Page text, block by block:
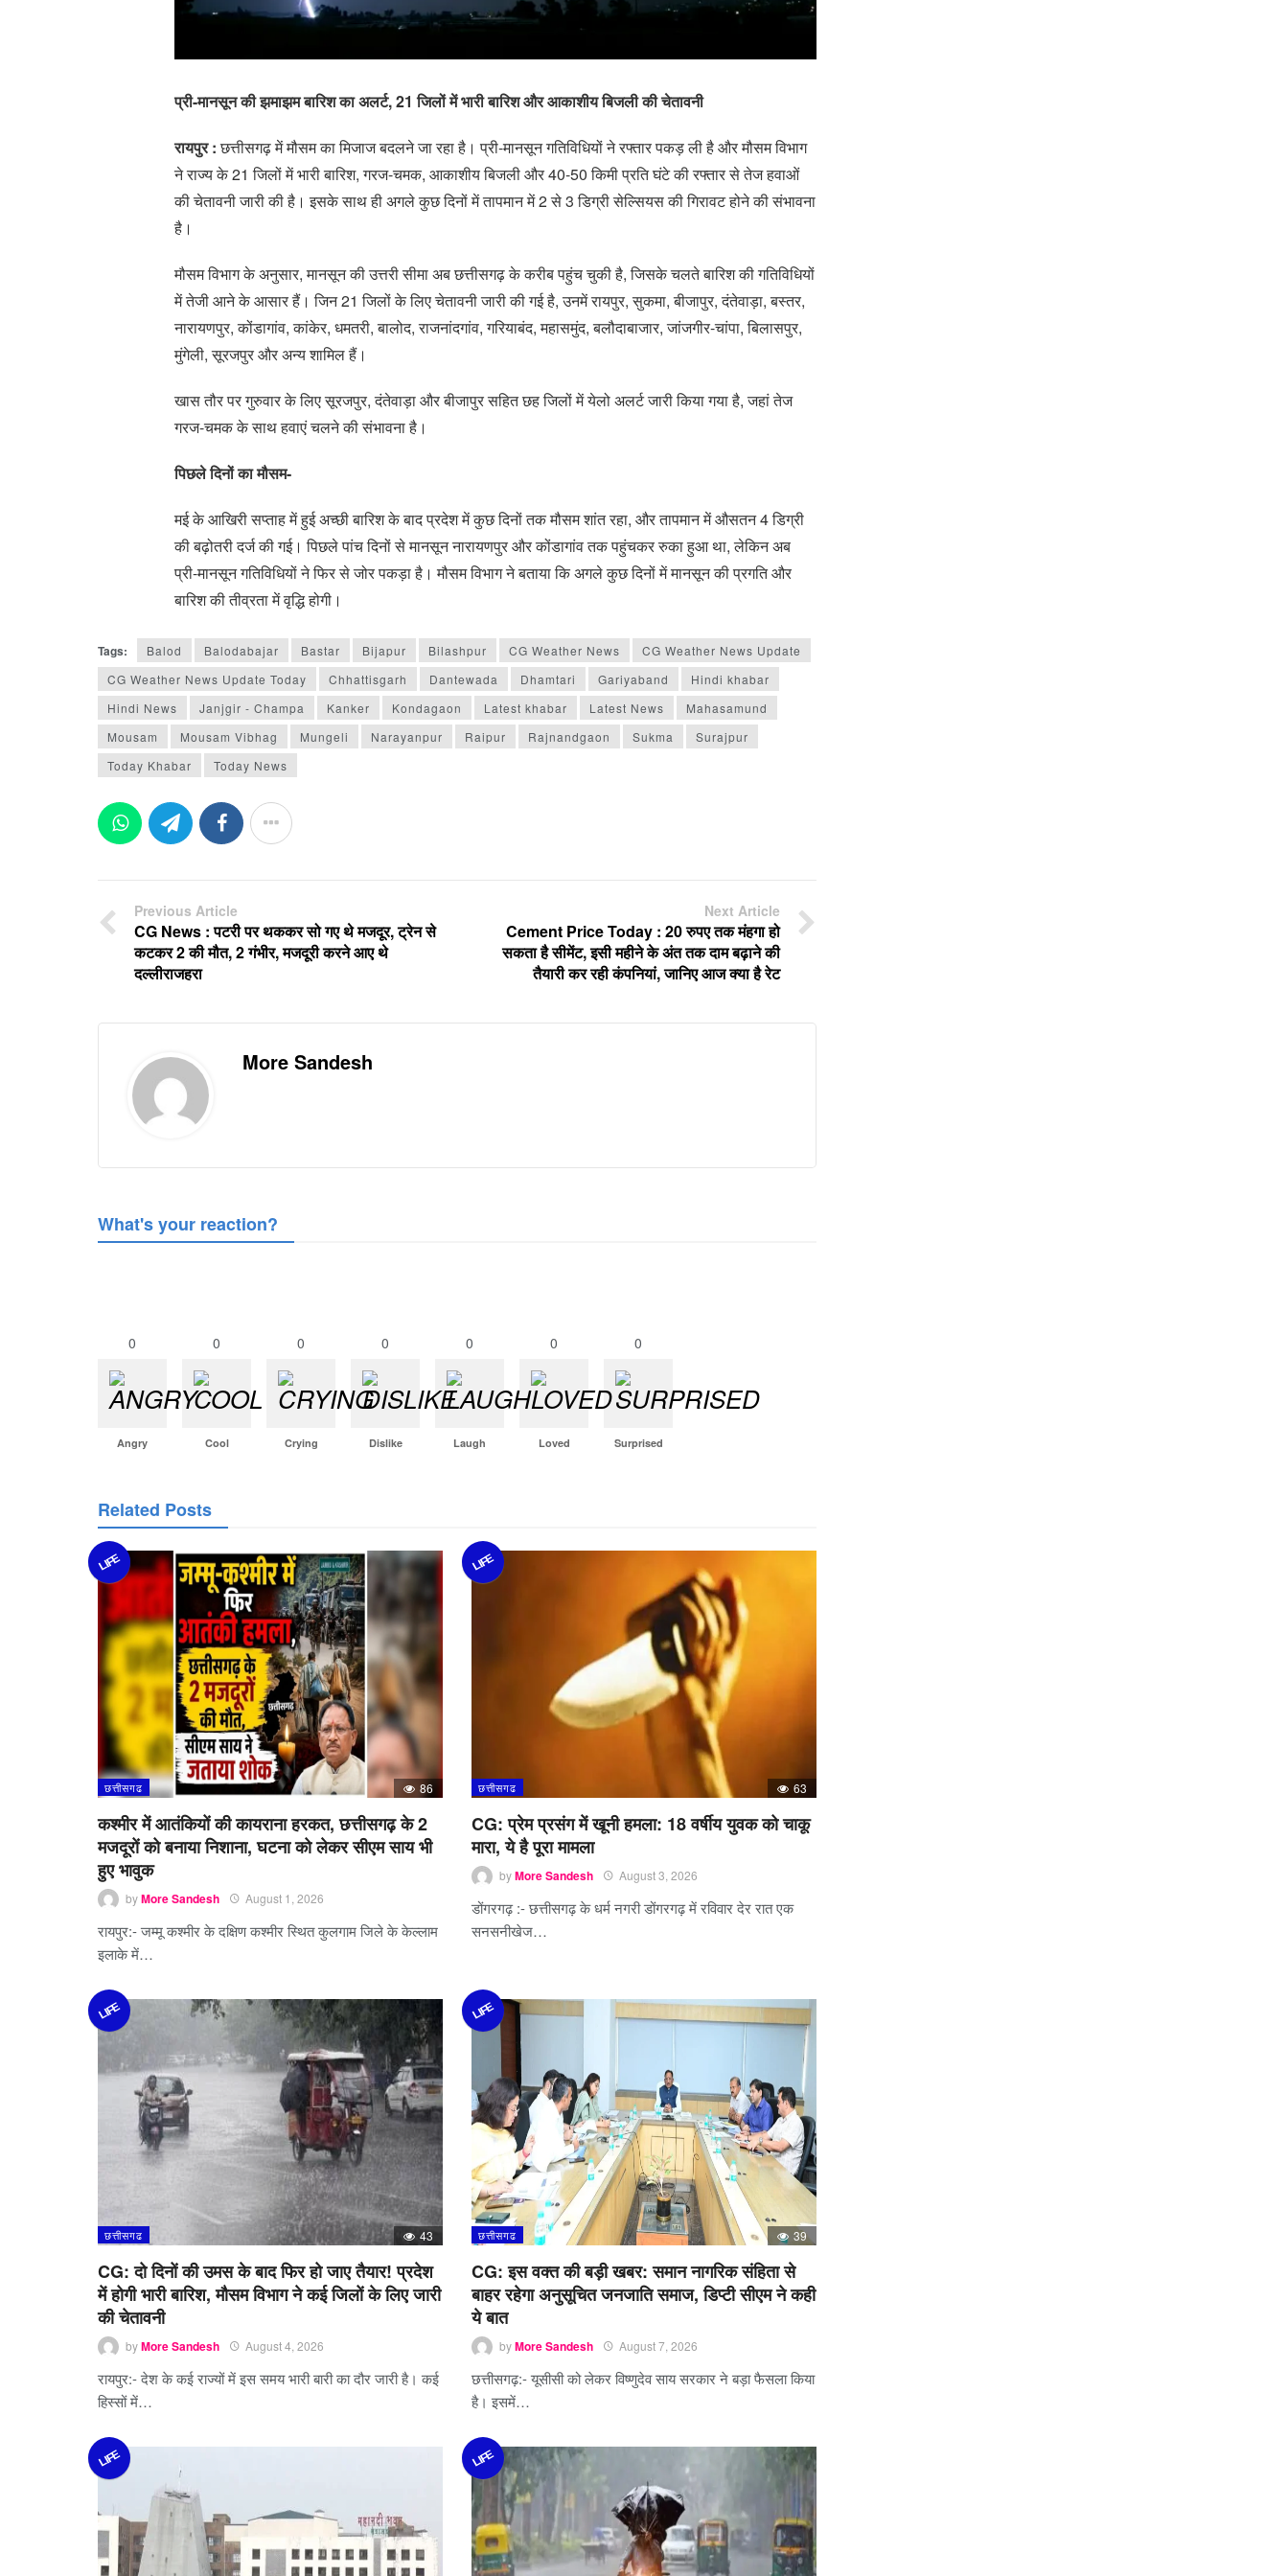
प्री-मानसून की झमाझम बारिश का अलर्ट, 21 जिलों में भारी बारिश और आकाशीय बिजली की चेतावनी
रायपुर :छत्तीसगढ़ में मौसम का मिजाज बदलने जा रहा है। प्री-मानसून गतिविधियों ने रफ्तार पकड़ ली है और मौसम विभाग
ने राज्य के 21 जिलों में भारी बारिश, गरज-चमक, आकाशीय बिजली और 40-50 किमी प्रति घंटे की रफ्तार से तेज हवाओं
की चेतावनी जारी की है। इसके साथ ही अगले कुछ दिनों में तापमान में 2 से 3 डिग्री सेल्सियस की गिरावट होने की संभावना
है।
मौसम विभाग के अनुसार, मानसून की उत्तरी सीमा अब छत्तीसगढ़ के करीब पहुंच चुकी है, जिसके चलते बारिश की गतिविधियों
में तेजी आने के आसार हैं। जिन 21 जिलों के लिए चेतावनी जारी की गई है, उनमें रायपुर, सुकमा, बीजापुर, दंतेवाड़ा, बस्तर,
नारायणपुर, कोंडागांव, कांकेर, धमतरी, बालोद, राजनांदगांव, गरियाबंद, महासमुंद, बलौदाबाजार, जांजगीर-चांपा, बिलासपुर,
मुंगेली, सूरजपुर और अन्य शामिल हैं।
खास तौर पर गुरुवार के लिए सूरजपुर, दंतेवाड़ा और बीजापुर सहित छह जिलों में येलो अलर्ट जारी किया गया है, जहां तेज
गरज-चमक के साथ हवाएं चलने की संभावना है।
पिछले दिनों का मौसम-
मई के आखिरी सप्ताह में हुई अच्छी बारिश के बाद प्रदेश में कुछ दिनों तक मौसम शांत रहा, और तापमान में औसतन 4 डिग्री
की बढ़ोतरी दर्ज की गई। पिछले पांच दिनों से मानसून नारायणपुर और कोंडागांव तक पहुंचकर रुका हुआ था, लेकिन अब
प्री-मानसून गतिविधियों ने फिर से जोर पकड़ा है। मौसम विभाग ने बताया कि अगले कुछ दिनों में मानसून की प्रगति और
बारिश की तीव्रता में वृद्धि होगी।
Tags: Balod Balodabajar Bastar Bijapur Bilashpur CG Weather News
CG Weather News Update
CG Weather News Update Today
Chhattisgarh Dantewada Dhamtari Gariyaband
Hindi khabar
Hindi News
Janjgir - Champa Kanker Kondagaon Latest khabar Latest News
Mahasamund
Mousam
Mousam Vibhag Mungeli Narayanpur Raipur Rajnandgaon Sukma
Surajpur
Today Khabar
Today News
Previous Article
CG News : पटरी पर थककर सो गए थे मजदूर, ट्रेन से
कटकर 2 की मौत, 2 गंभीर, मजदूरी करने आए थे
दल्लीराजहरा
Next Article
Cement Price Today : 20 रुपए तक मंहगा हो
सकता है सीमेंट, इसी महीने के अंत तक दाम बढ़ाने की
तैयारी कर रही कंपनियां, जानिए आज क्या है रेट
More Sandesh
What's your reaction?
0
Angry
0
Cool
0
Crying
0
Dislike
0
Laugh
0
Loved
0
Surprised
Related Posts
LIFE
छत्तीसगढ 86
कश्मीर में आतंकियों की कायराना हरकत, छत्तीसगढ़ के 2
मजदूरों को बनाया निशाना, घटना को लेकर सीएम साय भी
हुए भावुक
byMore Sandesh August 1, 2026
रायपुर:- जम्मू कश्मीर के दक्षिण कश्मीर स्थित कुलगाम जिले के केल्लाम
इलाके में…
LIFE
छत्तीसगढ 63
CG: प्रेम प्रसंग में खूनी हमला: 18 वर्षीय युवक को चाकू
मारा, ये है पूरा मामला
byMore Sandesh August 3, 2026
डोंगरगढ़ :- छत्तीसगढ़ के धर्म नगरी डोंगरगढ़ में रविवार देर रात एक
सनसनीखेज…
LIFE
छत्तीसगढ 43
CG: दो दिनों की उमस के बाद फिर हो जाए तैयार! प्रदेश
में होगी भारी बारिश, मौसम विभाग ने कई जिलों के लिए जारी
की चेतावनी
byMore Sandesh August 4, 2026
रायपुर:- देश के कई राज्यों में इस समय भारी बारी का दौर जारी है। कई
हिस्सों में…
LIFE
छत्तीसगढ 39
CG: इस वक्त की बड़ी खबर: समान नागरिक संहिता से
बाहर रहेगा अनुसूचित जनजाति समाज, डिप्टी सीएम ने कही
ये बात
byMore Sandesh August 7, 2026
छत्तीसगढ़:- यूसीसी को लेकर विष्णुदेव साय सरकार ने बड़ा फैसला किया
है। इसमें…
LIFE LIFE